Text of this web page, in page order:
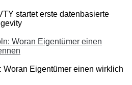
startet erste datenbasierte
Woran Eigentümer einen wirklich